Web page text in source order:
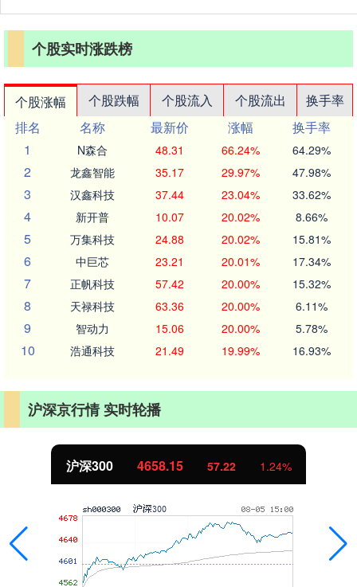
个股实时涨跌榜
个股涨幅 个股跌幅 个股流入 个股流出
换手率
排名
名称 最新价 涨幅
换手率
1
N森合 48.31 66.24% 64.29%
2 龙鑫智能 35.17 29.97% 47.98%
3 汉鑫科技 37.44 23.04% 33.62%
4 新开普 10.07 20.02% 8.66%
5 万集科技 24.88 20.02% 15.81%
6 中巨芯 23.21 20.01% 17.34%
7 正帆科技 57.42 20.00% 15.32%
8 天禄科技 63.36 20.00% 6.11%
9 智动力 15.06 20.00% 5.78%
10 浩通科技 21.49 19.99% 16.93%
沪深京行情 实时轮播
沪深300 4658.15 57.22 1.24%